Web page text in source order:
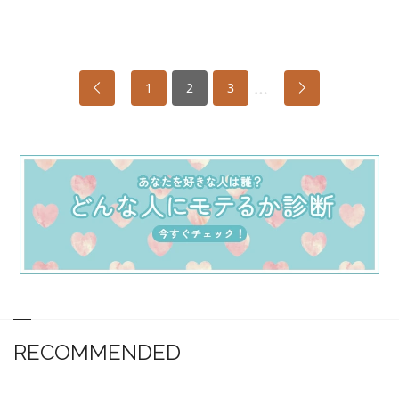
1 2 3 …
RECOMMENDED